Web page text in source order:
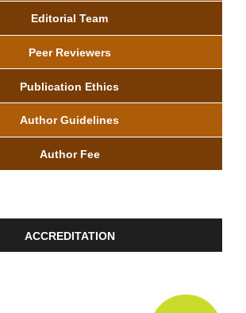
Editorial Team
Peer Reviewers
Publication Ethics
Author Guidelines
Author Fee
ACCREDITATION